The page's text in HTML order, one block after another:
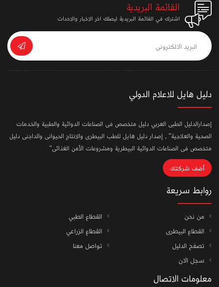
القائمة البريدية
اشترك في القائمة البريدية ليصلك اخر الاخبار والاحداث
دليل هايل للاعلام الدولي
إصدارالدليل الطبى العربي دليل متخصص فى الصناعات الدوائية والطبية والخدمات
الصحية والعلاجية" , إصدار دليل هايل للطب البيطرى والانتاج الحيوانى والداجنى دليل
متخصص فى الصناعات الدوائية البيطرية ومشروعات الأمن الغذائى"
أضف شركتك
روابط سريعة
من نحن
القطاع الطبي
القطاع البيطرى
القطاع الزراعي
تصفح الدليل
تواصل معنا
سجل الان
معلومات الاتصال